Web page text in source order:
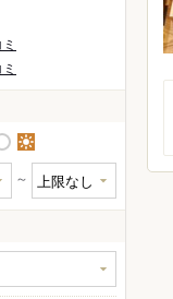
昼
～